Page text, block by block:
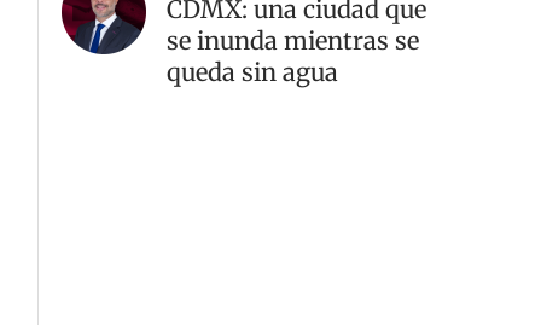
CDMX: una ciudad que
se inunda mientras se
queda sin agua